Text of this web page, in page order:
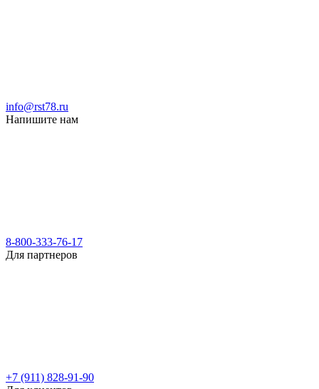
info@rst78.ru
Напишите нам
8-800-333-76-17
Для партнеров
+7 (911) 828-91-90